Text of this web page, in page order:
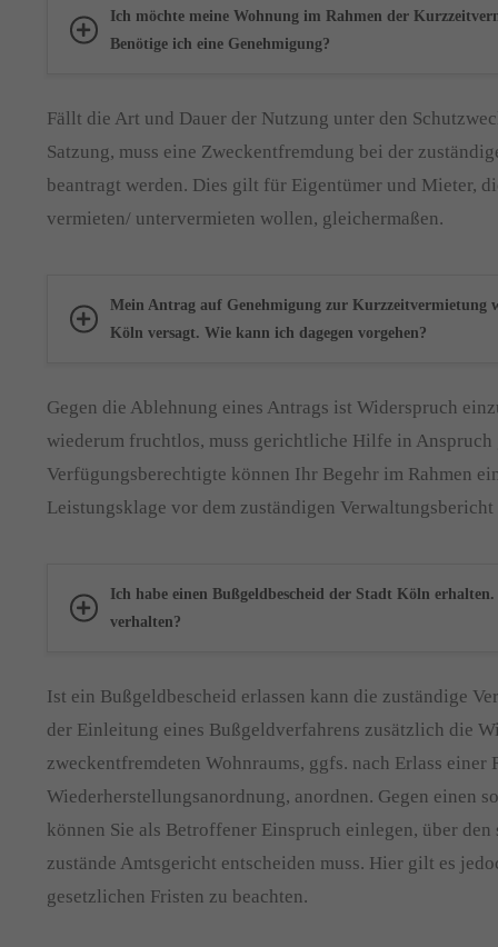
Ich möchte meine Wohnung im Rahmen der
Benötige ich eine Genehmigung?
Fällt die Art und Dauer der Nutzung unter den
Satzung, muss eine Zweckentfremdung bei der
beantragt werden. Dies gilt für Eigentümer und Mieter,
vermieten/ untervermieten wollen, gleichermaßen.
Mein Antrag auf Genehmigung zur Kurzzeitvermietung
Köln versagt. Wie kann ich dagegen vorgehen?
Gegen die Ablehnung eines Antrags ist Widerspruch
wiederum fruchtlos, muss gerichtliche Hilfe in Anspruch
Verfügungsberechtigte können Ihr Begehr im Rahmen
Leistungsklage vor dem zuständigen Verwaltungsbericht
Ich habe einen Bußgeldbescheid der Stadt Köln
verhalten?
Ist ein Bußgeldbescheid erlassen kann die zuständige
der Einleitung eines Bußgeldverfahrens zusätzlich die
zweckentfremdeten Wohnraums, ggfs. nach Erlass einer
Wiederherstellungsanordnung, anordnen. Gegen einen
können Sie als Betroffener Einspruch einlegen, über
zustände Amtsgericht entscheiden muss. Hier gilt es
gesetzlichen Fristen zu beachten.